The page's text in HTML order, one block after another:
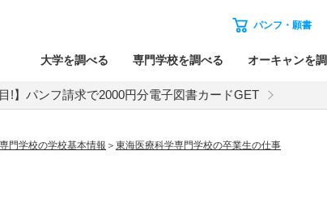
パンフ・願書
大学を調べる 専門学校を調べる オーキャンを
目!】パンフ請求で2000円分電子図書カードGET
門学校の学校基本情報
東海医療科学専門学校の卒業生の仕事